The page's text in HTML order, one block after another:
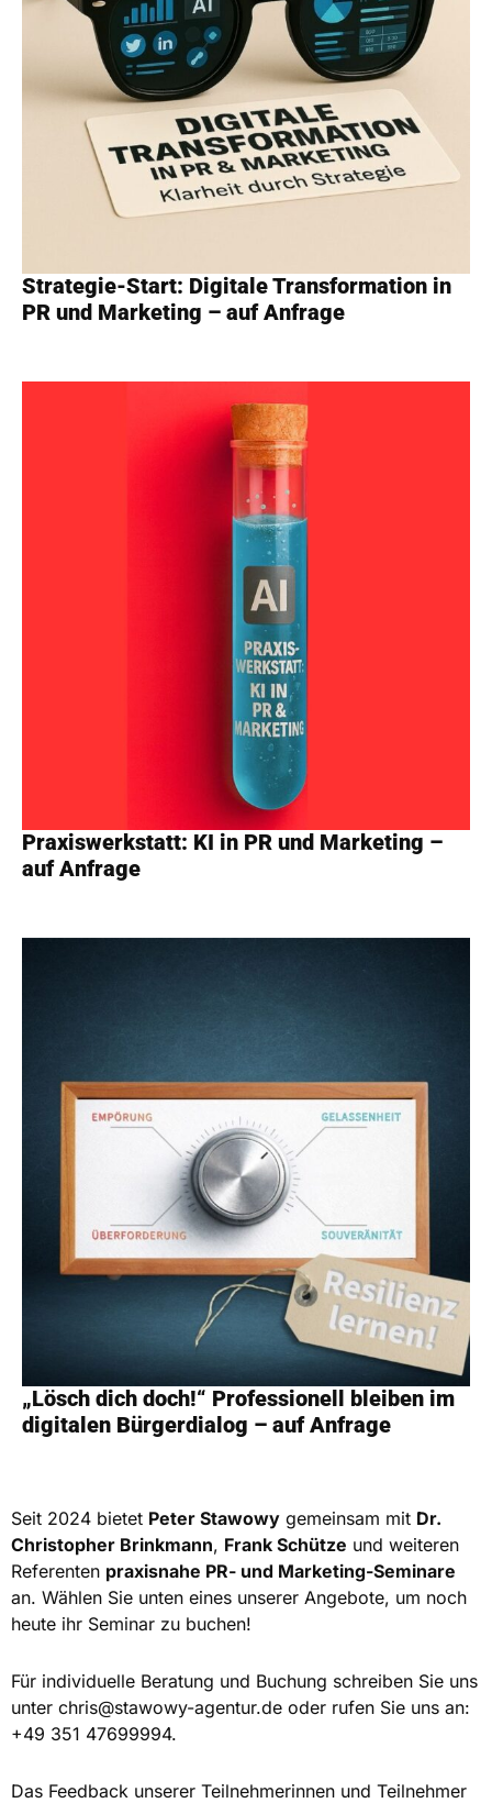
Strategie-Start: Digitale Transformation in
PR und Marketing – auf Anfrage
Praxiswerkstatt: KI in PR und Marketing –
auf Anfrage
„Lösch dich doch!“ Professionell bleiben im
digitalen Bürgerdialog – auf Anfrage
Seit 2024 bietet Peter Stawowy gemeinsam mit Dr.
Christopher Brinkmann, Frank Schütze und weiteren
Referenten praxisnahe PR- und Marketing-Seminare
an. Wählen Sie unten eines unserer Angebote, um noch
heute ihr Seminar zu buchen!
Für individuelle Beratung und Buchung schreiben Sie uns
unter chris@stawowy-agentur.de oder rufen Sie uns an:
+49 351 47699994.
Das Feedback unserer Teilnehmerinnen und Teilnehmer